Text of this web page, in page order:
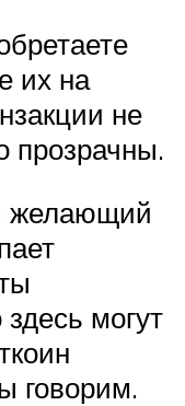
их на
не
прозрачны.
желающий
могут
говорим.